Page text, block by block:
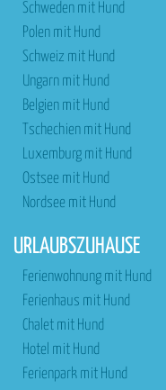
Schweden mit Hund
Polen mit Hund
Schweiz mit Hund
Ungarn mit Hund
Belgien mit Hund
Tschechien mit Hund
Luxemburg mit Hund
Ostsee mit Hund
Nordsee mit Hund
URLAUBSZUHAUSE
Ferienwohnung mit Hund
Ferienhaus mit Hund
Chalet mit Hund
Hotel mit Hund
Ferienpark mit Hund